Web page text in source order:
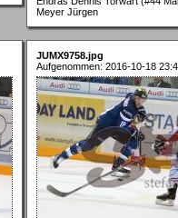
Meyer Jürgen
JUMX9758.jpg
Aufgenommen: 2016-10-18